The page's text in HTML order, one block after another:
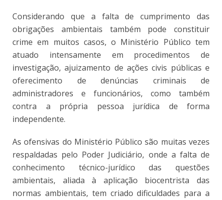
Considerando que a falta de cumprimento das
obrigações ambientais também pode constituir
crime em muitos casos, o Ministério Público tem
atuado intensamente em procedimentos de
investigação, ajuizamento de ações civis públicas e
oferecimento de denúncias criminais de
administradores e funcionários, como também
contra a própria pessoa jurídica de forma
independente.
As ofensivas do Ministério Público são muitas vezes
respaldadas pelo Poder Judiciário, onde a falta de
conhecimento técnico-jurídico das questões
ambientais, aliada à aplicação biocentrista das
normas ambientais, tem criado dificuldades para a